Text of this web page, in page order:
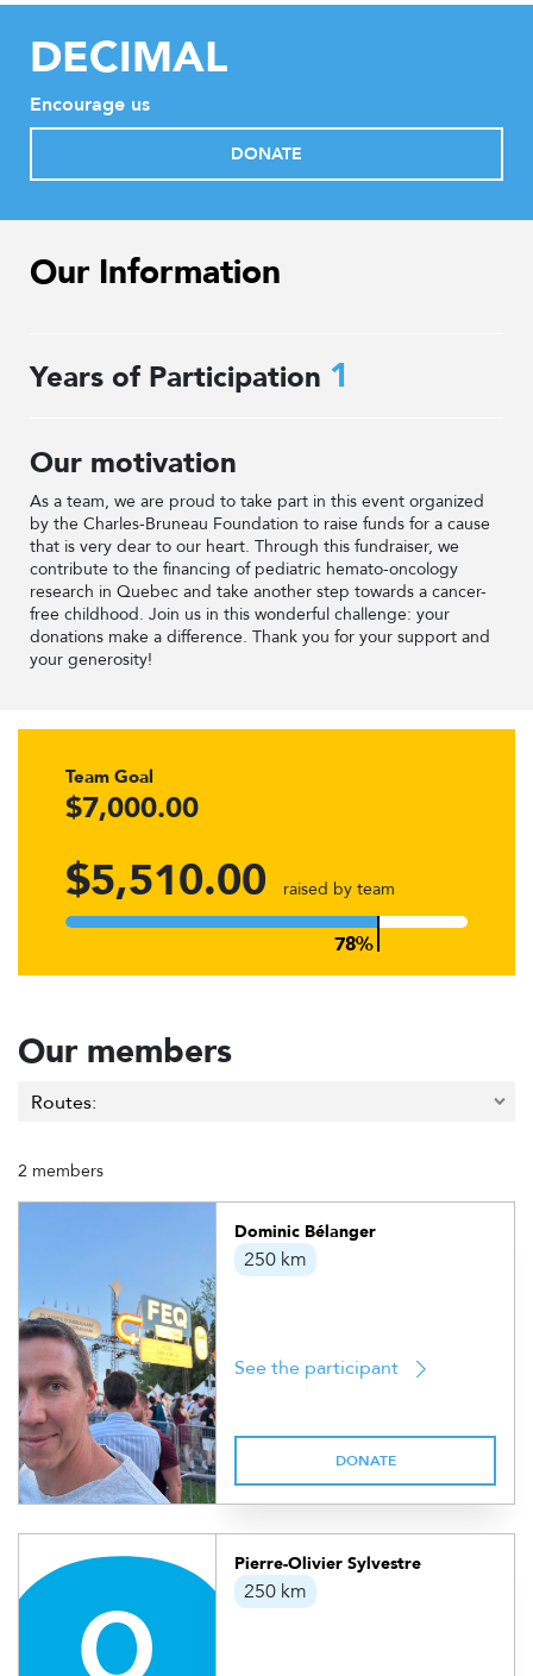
DECIMAL
Encourage us
DONATE
Our Information
Years of Participation 1
Our motivation
As a team, we are proud to take part in this event organized
by the Charles-Bruneau Foundation to raise funds for a cause
that is very dear to our heart. Through this fundraiser, we
contribute to the financing of pediatric hemato-oncology
research in Quebec and take another step towards a cancer-
free childhood. Join us in this wonderful challenge: your
donations make a difference. Thank you for your support and
your generosity!
Team Goal
$7,000.00
$5,510.00 raised by team
Our members
2 members
Dominic Bélanger
250 km
See the participant
DONATE
Pierre-Olivier Sylvestre
250 km